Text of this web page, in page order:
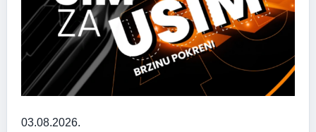
03.08.2026.